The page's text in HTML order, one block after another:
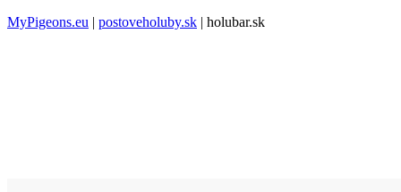
MyPigeons.eu | postoveholuby.sk | holubar.sk